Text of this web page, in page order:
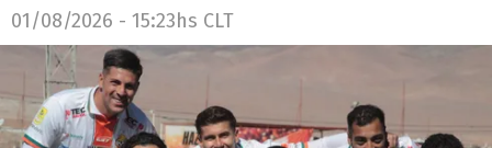
01/08/2026 - 15:23hs CLT